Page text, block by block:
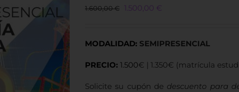
1.600,00€
Original
1.600,00 €.
1.500,00 €
1.500,00 €.
MODALIDAD: SEMIPRESENCIAL
PRECIO: 1.500€ | 1.350€ (matrícula
Solicite su cupón de descuento para